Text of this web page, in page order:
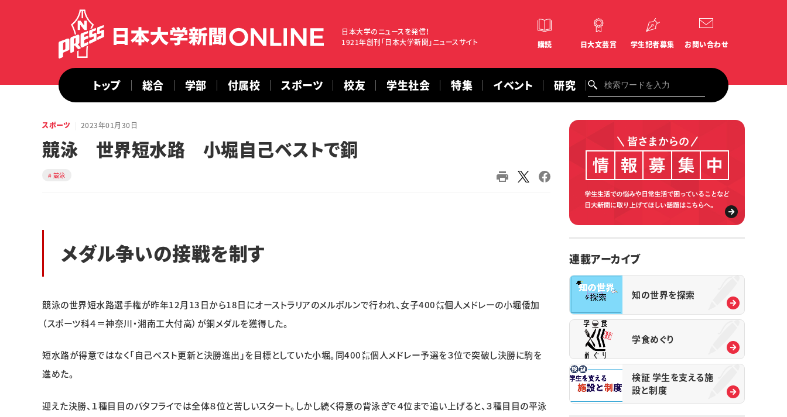
日本大学のニュースを発信！
1921年創刊「日本大学新聞」ニュースサイト
購読 日大文芸賞 学生記者募集 お問い合わせ
トップ 総合 学部 付属校 スポーツ 校友 学生社会 特集 イベント 研究
スポーツ 2023年01月30日
競泳 世界短水路 小堀自己ベストで銅
競泳
メダル争いの接戦を制す
競泳の世界短水路選手権が昨年12月13日から18日にオーストラリアのメルボルンで行われ、女子400㍍個人メドレーの小堀倭加
（スポーツ科４＝神奈川・湘南工大付高）が銅メダルを獲得した。
短水路が得意ではなく「自己ベスト更新と決勝進出」を目標としていた小堀。同400㍍個人メドレー予選を３位で突破し決勝に駒を
進めた。
迎えた決勝、１種目目のバタフライでは全体８位と苦しいスタート。しかし続く得意の背泳ぎで４位まで追い上げると、３種目目の平泳
連載アーカイブ
知の世界を探索
学食めぐり
検証 学生を支える施
設と制度